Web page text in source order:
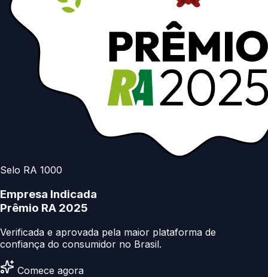
Selo RA 1000
Empresa Indicada
Prêmio RA 2025
Verificada e aprovada pela maior plataforma de
confiança do consumidor no Brasil.
Comece agora